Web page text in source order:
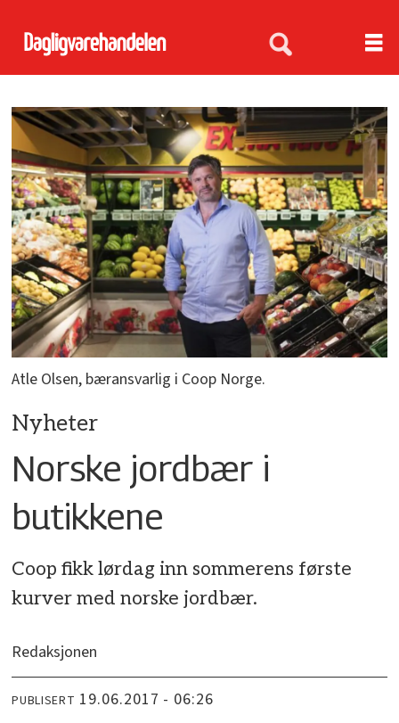
Atle Olsen, bæransvarlig i Coop Norge.
Nyheter
Norske jordbær i
butikkene
Coop fikk lørdag inn sommerens første
kurver med norske jordbær.
Redaksjonen
PUBLISERT 19.06.2017 - 06:26